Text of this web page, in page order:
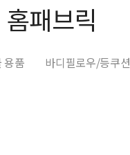
홈패브릭
용품 바디필로우/등쿠션